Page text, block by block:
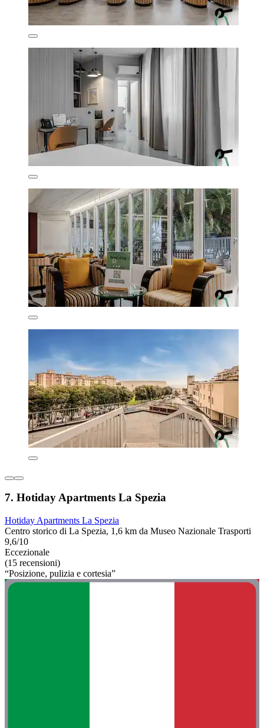
7. Hotiday Apartments La Spezia
Hotiday Apartments La Spezia
Centro storico di La Spezia, 1,6 km da Museo Nazionale Trasporti
9,6/10
Eccezionale
(15 recensioni)
“Posizione, pulizia e cortesia”